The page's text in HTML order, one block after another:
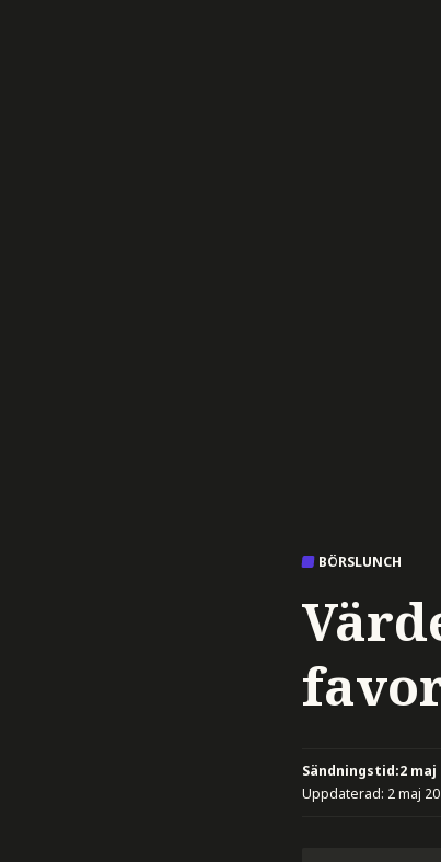
BÖRSLUNCH
Sändningstid:2 maj
Uppdaterad: 2 maj